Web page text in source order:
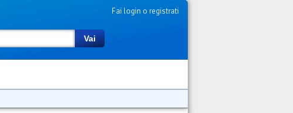
Fai login o registrati
Vai